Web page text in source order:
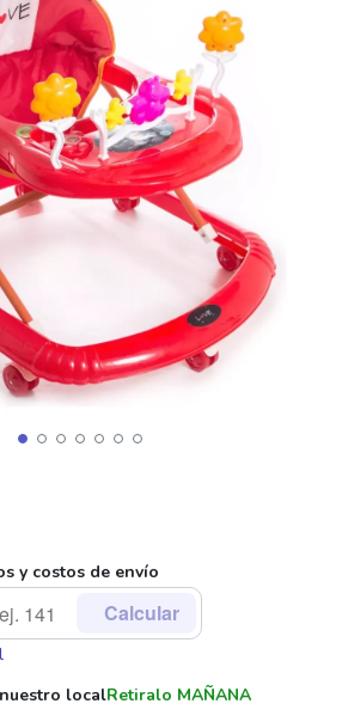
y costos de envío
Calcular
localRetiralo MAÑANA